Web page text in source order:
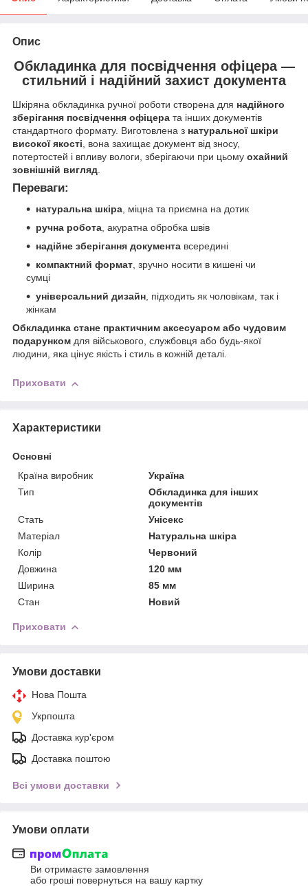
Опис
Обкладинка для посвідчення офіцера —
стильний і надійний захист документа
Шкіряна обкладинка ручної роботи створена для надійного
зберігання посвідчення офіцера та інших документів
стандартного формату. Виготовлена з натуральної шкіри
високої якості, вона захищає документ від зносу,
потертостей і впливу вологи, зберігаючи при цьому охайний
зовнішній вигляд.
Переваги:
натуральна шкіра, міцна та приємна на дотик
ручна робота, акуратна обробка швів
надійне зберігання документа всередині
компактний формат, зручно носити в кишені чи
сумці
універсальний дизайн, підходить як чоловікам, так і
жінкам
Обкладинка стане практичним аксесуаром або чудовим
подарунком для військового, службовця або будь-якої
людини, яка цінує якість і стиль в кожній деталі.
Приховати
Характеристики
Основні
Країна виробник
Україна
Тип
Обкладинка для інших
документів
Стать
Унісекс
Матеріал
Натуральна шкіра
Колір
Червоний
Довжина
120 мм
Ширина
85 мм
Стан
Новий
Приховати
Умови доставки
Нова Пошта
Укрпошта
Доставка кур'єром
Доставка поштою
Всі умови доставки
Умови оплати
Ви отримаєте замовлення
або гроші повернуться на вашу картку